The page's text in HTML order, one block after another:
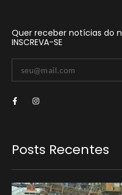
Quer receber notícias do
INSCREVA-SE
Posts Recentes